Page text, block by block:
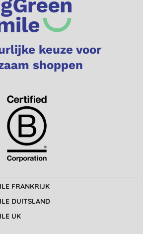
keuze voor
shoppen
FRANKRIJK
DUITSLAND
UK